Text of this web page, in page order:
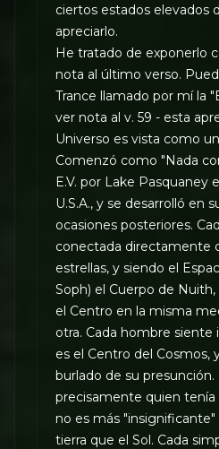
ciertos estados elevados
apreciarlo.
He tratado de exponerlo
nota al último verso.
Trance llamado por mí la
ver nota al v. 59 - esta
Universo es vista como
Comenzó como "Nada
E.V. por Lake Pasquaney
U.S.A., y se desarrolló en
ocasiones posteriores.
conectada directamente
estrellas, y siendo el
Soph) el Cuerpo de
el Centro en la misma
otra. Cada hombre
es el Centro del Cosmos,
burlado de su presunción.
precisamente quien tenía
no es más "insignificante"
tierra que el Sol. Cada